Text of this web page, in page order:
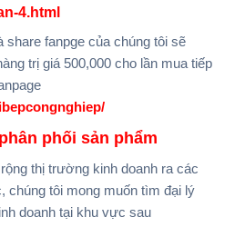
4.html
share fanpge của chúng tôi sẽ
trị giá 500,000 cho lần mua tiếp
phối sản phẩm
thị trường kinh doanh ra các
chúng tôi mong muốn tìm đại lý
doanh tại khu vực sau